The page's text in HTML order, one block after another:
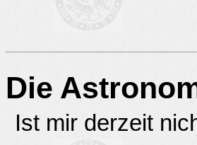
Die
Ist mir derzeit